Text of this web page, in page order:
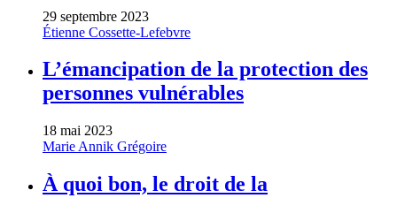
29 septembre 2023
Étienne Cossette-Lefebvre
L’émancipation de la protection des
personnes vulnérables
18 mai 2023
Marie Annik Grégoire
À quoi bon, le droit de la